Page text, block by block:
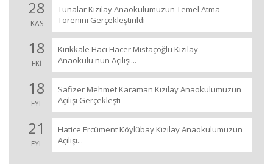
28
KAS
Tunalar Kızılay Anaokulumuzun Temel Atma
Törenini Gerçekleştirildi
18
EKİ
Kırıkkale Hacı Hacer Mıstaçoğlu Kızılay
Anaokulu'nun Açılışı...
18
EYL
Safizer Mehmet Karaman Kızılay Anaokulumuzun
Açılışı Gerçekleşti
21
EYL
Hatice Ercüment Köylübay Kızılay Anaokulumuzun
Açılışı...